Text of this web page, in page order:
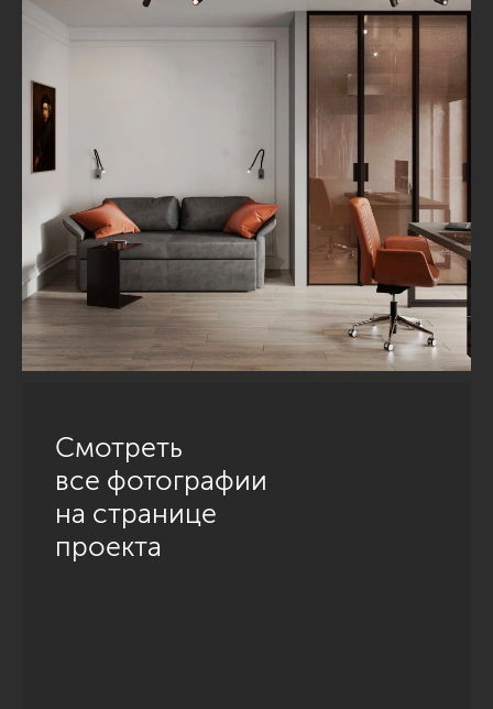
Смотреть
все фотографии
на странице
проекта